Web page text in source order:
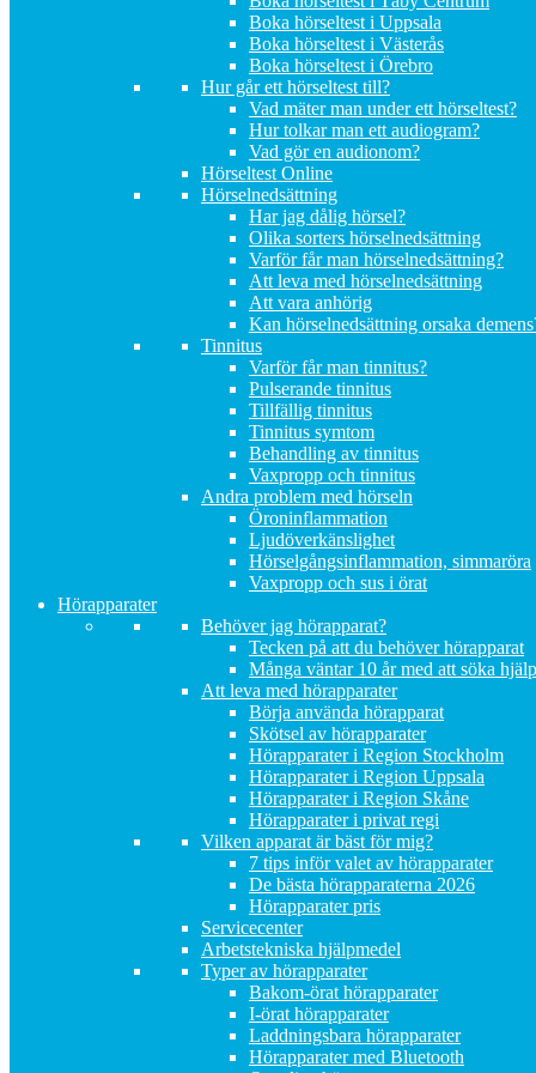
Boka hörseltest i Uppsala
Boka hörseltest i Västerås
Boka hörseltest i Örebro
Hur går ett hörseltest till?
Vad mäter man under ett hörseltest?
Hur tolkar man ett audiogram?
Vad gör en audionom?
Hörseltest Online
Hörselnedsättning
Har jag dålig hörsel?
Olika sorters hörselnedsättning
Varför får man hörselnedsättning?
Att leva med hörselnedsättning
Att vara anhörig
Kan hörselnedsättning orsaka
Tinnitus
Varför får man tinnitus?
Pulserande tinnitus
Tillfällig tinnitus
Tinnitus symtom
Behandling av tinnitus
Vaxpropp och tinnitus
Andra problem med hörseln
Öroninflammation
Ljudöverkänslighet
Hörselgångsinflammation, simmaröra
Vaxpropp och sus i örat
Hörapparater
Behöver jag hörapparat?
Tecken på att du behöver hörapparat
Många väntar 10 år med att söka hjälp
Att leva med hörapparater
Börja använda hörapparat
Skötsel av hörapparater
Hörapparater i Region Stockholm
Hörapparater i Region Uppsala
Hörapparater i Region Skåne
Hörapparater i privat regi
Vilken apparat är bäst för mig?
7 tips inför valet av hörapparater
De bästa hörapparaterna 2026
Hörapparater pris
Servicecenter
Arbetstekniska hjälpmedel
Typer av hörapparater
Bakom-örat hörapparater
I-örat hörapparater
Laddningsbara hörapparater
Hörapparater med Bluetooth